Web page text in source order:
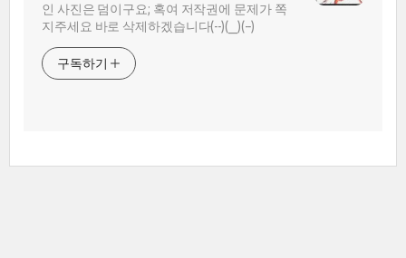
인 사진은 덤이구요; 혹여 저작권에 문제가 쪽
지주세요 바로 삭제하겠습니다(--)(__)(--)
구독하기